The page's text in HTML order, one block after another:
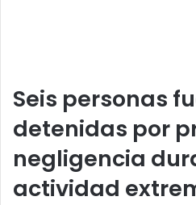
Seis personas
detenidas por
negligencia
actividad